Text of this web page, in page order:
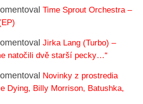
Time Sprout Orchestra –
Jirka Lang (Turbo) –
natočili dvě starší pecky…“
Novinky z prostredia
Dying, Billy Morrison, Batushka,